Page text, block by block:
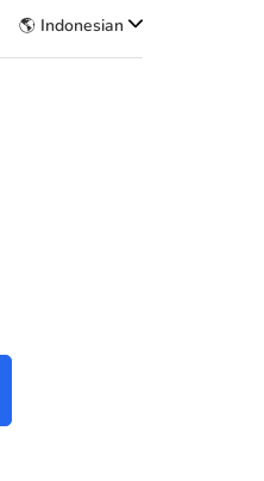
🌎 Indonesian